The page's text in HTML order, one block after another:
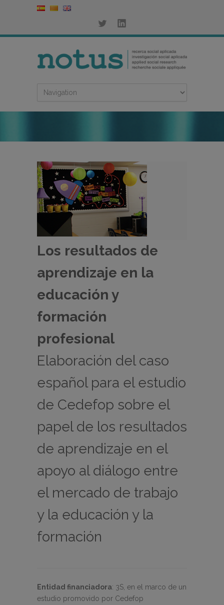
Los resultados de
aprendizaje en la
educación y
formación
profesional
Elaboración del caso
español para el estudio
de Cedefop sobre el
papel de los resultados
de aprendizaje en el
apoyo al diálogo entre
el mercado de trabajo
y la educación y la
formación
Entidad financiadora: 3S, en el marco de un
estudio promovido por Cedefop